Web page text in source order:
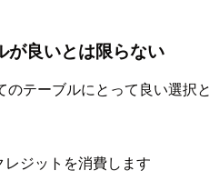
が良いとは限らない
テーブルにとって良い選択と
ジットを消費します